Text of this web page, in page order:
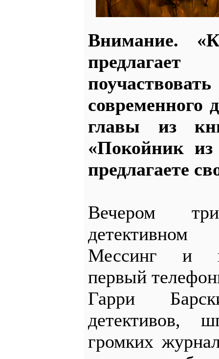
Внимание.
современного
главы из
«Покойник
предлагаете
Вечером
Мессинг и
первый
Гарри
детективов,
громких